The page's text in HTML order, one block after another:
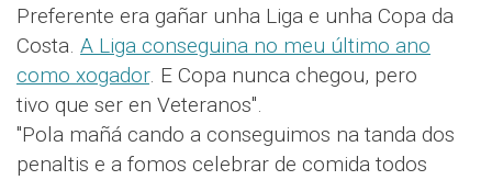
Preferente era gañar unha Liga e unha Copa da
Costa. A Liga conseguina no meu último ano
como xogador. E Copa nunca chegou, pero
tivo que ser en Veteranos".
"Pola mañá cando a conseguimos na tanda dos
penaltis e a fomos celebrar de comida todos